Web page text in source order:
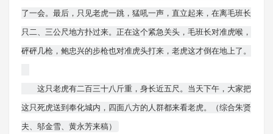
了一会。最后，只见老虎一跳，猛吼一声，直立起来，在离毛班长
只二、三公尺地方扑过来。正在这个紧急关头，毛班长对准虎喉，
砰砰几枪，鲍忠兴的步枪也对准虎头打来，老虎这才倒在地上了。
这只老虎有二百三十八斤重，身长近五尺。当天下午，大家把
这只死虎送到奉化城内，四面八方的人群都来看老虎。（综合朱贤
夫、邬金雪、黄永芳来稿）